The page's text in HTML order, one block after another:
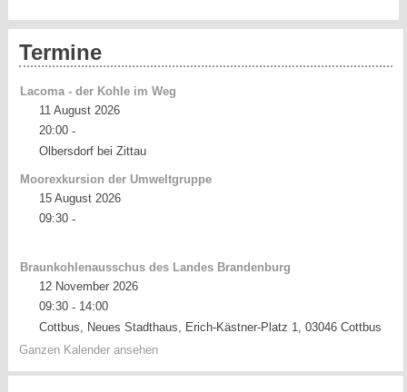
Termine
Lacoma - der Kohle im Weg
11 August 2026
20:00-
Olbersdorf bei Zittau
Moorexkursion der Umweltgruppe
15 August 2026
09:30-
Braunkohlenausschus des Landes Brandenburg
12 November 2026
09:30- 14:00
Cottbus, Neues Stadthaus, Erich-Kästner-Platz 1, 03046 Cottbus
Ganzen Kalender ansehen